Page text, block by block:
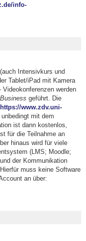
info-
Intensivkurs und
Tablet/iPad mit Kamera
werden
geführt. Die
https://www.zdv.uni-
mit dem
ist dann kostenlos,
für die Teilnahme an
hinaus wird für viele
(LMS; Moodle;
der Kommunikation
muss keine Software
an über: